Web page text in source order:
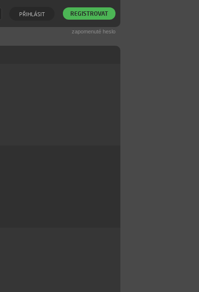
PŘIHLÁSIT REGISTROVAT
zapomenuté heslo